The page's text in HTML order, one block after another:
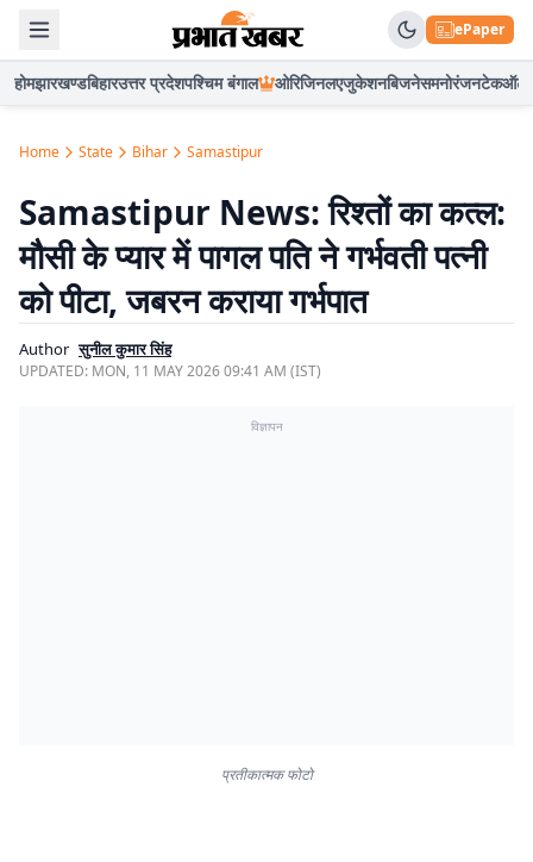
ePaper
होमझारखण्डबिहारउत्तर प्रदेशपश्चिम बंगाल ओरिजिनलएजुकेशनबिजनेसमनोरंजनटेकऑटो
Home State Bihar Samastipur
Samastipur News: रिश्तों का कत्ल:
मौसी के प्यार में पागल पति ने गर्भवती पत्नी
को पीटा, जबरन कराया गर्भपात
Author सुनील कुमार सिंह
UPDATED: MON, 11 MAY 2026 09:41 AM (IST)
विज्ञापन
प्रतीकात्मक फोटो